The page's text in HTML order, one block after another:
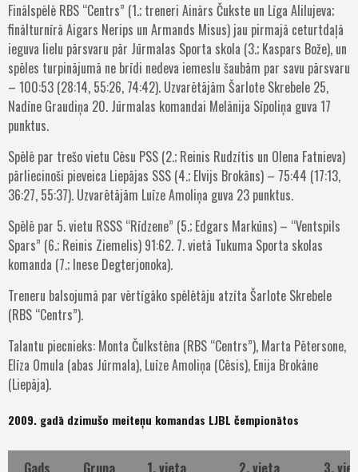
Finālspēlē RBS “Centrs” (1.; treneri Ainārs Čukste un Līga Alilujeva;
finālturnīrā Aigars Nerips un Armands Misus) jau pirmajā ceturtdaļā
ieguva lielu pārsvaru pār Jūrmalas Sporta skola (3.; Kaspars Bože), un
spēles turpinājumā ne brīdi nedeva iemeslu šaubām par savu pārsvaru
– 100:53 (28:14, 55:26, 74:42). Uzvarētājām Šarlote Skrebele 25,
Nadīne Graudiņa 20. Jūrmalas komandai Melānija Sīpoliņa guva 17
punktus.
Spēlē par trešo vietu Cēsu PSS (2.; Reinis Rudzītis un Olena Fatnieva)
pārliecinoši pieveica Liepājas SSS (4.; Elvijs Brokāns) – 75:44 (17:13,
36:27, 55:37). Uzvarētājām Luīze Amoliņa guva 23 punktus.
Spēlē par 5. vietu RSSS “Rīdzene” (5.; Edgars Markūns) – “Ventspils
Spars” (6.; Reinis Ziemelis) 91:62. 7. vietā Tukuma Sporta skolas
komanda (7.; Inese Degterjonoka).
Treneru balsojumā par vērtīgāko spēlētāju atzīta Šarlote Skrebele
(RBS “Centrs”).
Talantu piecnieks: Monta Čulkstēna (RBS “Centrs”), Marta Pētersone,
Elīza Omula (abas Jūrmala), Luīze Amoliņa (Cēsis), Enija Brokāne
(Liepāja).
2009. gadā dzimušo meiteņu komandas LJBL čempionātos